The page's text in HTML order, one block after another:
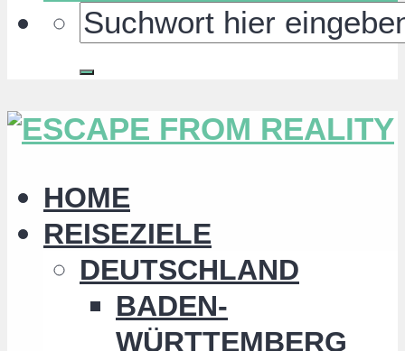
HOME
REISEZIELE
DEUTSCHLAND
BADEN-
WÜRTTEMBERG